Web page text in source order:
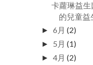
卡蘿琳益生
的兒童益
►6月 (2)
► 5月 (1)
►4月 (2)